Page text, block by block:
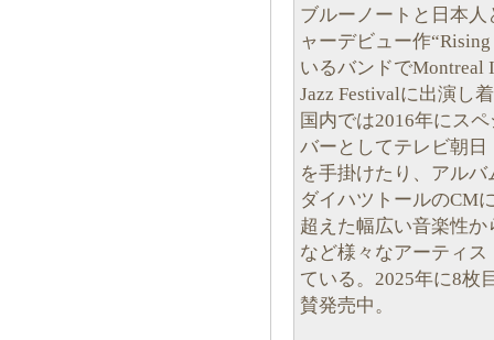
ブルーノートと日本
ャーデビュー作
いるバンドでMontreal
Jazz Festivalに出演し
国内では2016年にス
バーとしてテレビ朝
を手掛けたり、アル
ダイハツトールのCM
超えた幅広い音楽性か
など様々なアーティ
ている。2025年に8枚
賛発売中。